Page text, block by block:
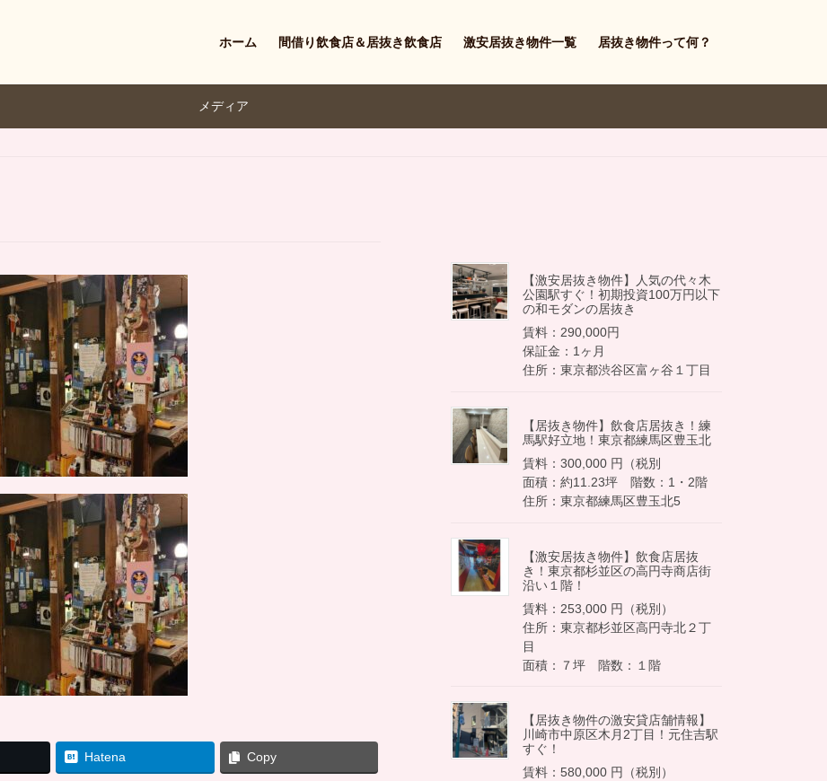
ホーム 間借り飲食店＆居抜き飲食店 激安居抜き物件一覧 居抜き物件って何？
メディア
Hatena Copy
【激安居抜き物件】人気の代々木
公園駅すぐ！初期投資100万円以下
の和モダンの居抜き
賃料：290,000円
保証金：1ヶ月
住所：東京都渋谷区富ヶ谷１丁目
【居抜き物件】飲食店居抜き！練
馬駅好立地！東京都練馬区豊玉北
賃料：300,000 円（税別
面積：約11.23坪 階数：1・2階
住所：東京都練馬区豊玉北5
【激安居抜き物件】飲食店居抜
き！東京都杉並区の高円寺商店街
沿い１階！
賃料：253,000 円（税別）
住所：東京都杉並区高円寺北２丁
目
面積：７坪 階数：１階
【居抜き物件の激安貸店舗情報】
川崎市中原区木月2丁目！元住吉駅
すぐ！
賃料：580,000 円（税別）